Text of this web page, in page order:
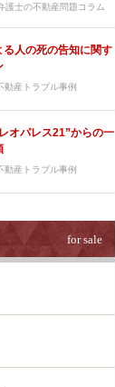
護士の不動産問題コラム
る人の死の告知に関す
動産トラブル事例
オパレス21”からの一
動産トラブル事例
for sale